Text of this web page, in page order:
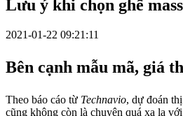
Lưu ý khi chọn ghế
2021-01-22 09:21:11
Bên cạnh mẫu mã, giá
Theo báo cáo từ Technavio, dự đoán
cũng không còn là chuyện quá xa lạ